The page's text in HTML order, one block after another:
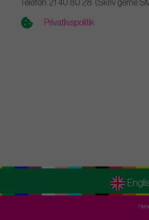
Telefon: 21 40 80 28 (Skriv gerne
Privatlivspolitik